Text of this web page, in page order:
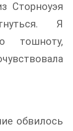
Сторноуэя
Я
тошноту,
обвилось